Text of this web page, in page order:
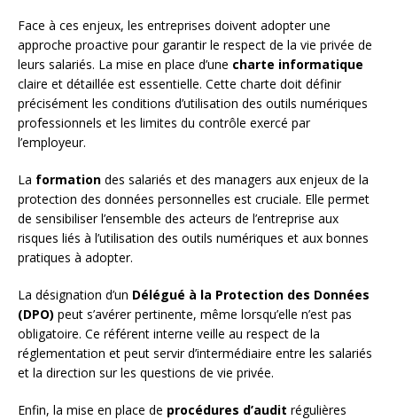
Face à ces enjeux, les entreprises doivent adopter une
approche proactive pour garantir le respect de la vie privée de
leurs salariés. La mise en place d’une charte informatique
claire et détaillée est essentielle. Cette charte doit définir
précisément les conditions d’utilisation des outils numériques
professionnels et les limites du contrôle exercé par
l’employeur.
La formation des salariés et des managers aux enjeux de la
protection des données personnelles est cruciale. Elle permet
de sensibiliser l’ensemble des acteurs de l’entreprise aux
risques liés à l’utilisation des outils numériques et aux bonnes
pratiques à adopter.
La désignation d’un Délégué à la Protection des Données
(DPO) peut s’avérer pertinente, même lorsqu’elle n’est pas
obligatoire. Ce référent interne veille au respect de la
réglementation et peut servir d’intermédiaire entre les salariés
et la direction sur les questions de vie privée.
Enfin, la mise en place de procédures d’audit régulières